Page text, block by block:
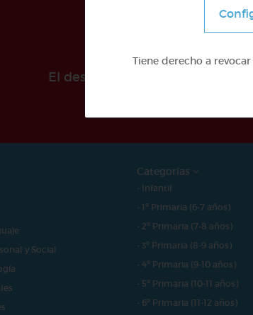
El desarollo de este proyecto
y Social
Categorías
- Infantil
- 1º Primaria (6-7 años)
- 2º Primaria (7-8 años)
- 3º Primaria (8-9 años)
- 4º Primaria (9-10 años)
- 5º Primaria (10-11 años)
- 6º Primaria (11-12 años)
Tiene derecho a